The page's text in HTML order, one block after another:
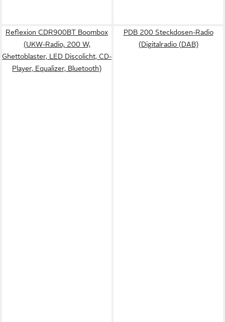
Reflexion CDR900BT Boombox
(UKW-Radio, 200 W,
Ghettoblaster, LED Discolicht, CD-
Player, Equalizer, Bluetooth)
PDB 200 Steckdosen-Radio
(Digitalradio (DAB)